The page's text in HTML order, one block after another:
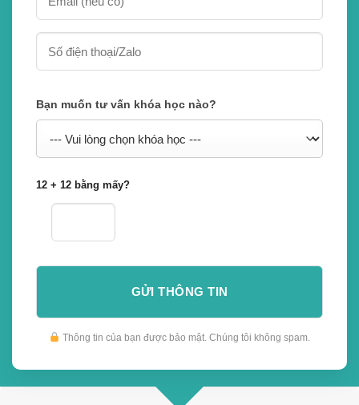
Bạn muốn tư vấn khóa học nào?
12 + 12 bằng mấy?
Thông tin của bạn được bảo mật. Chúng tôi không spam.